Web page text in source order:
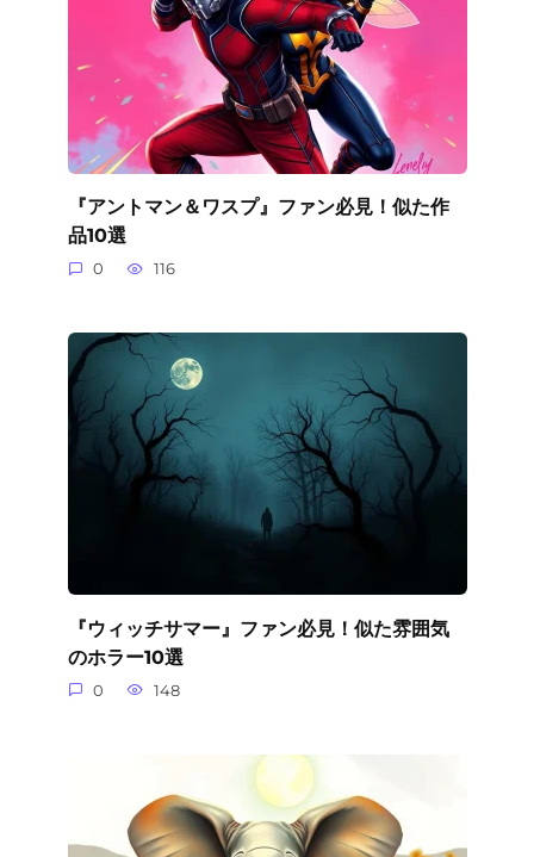
『アントマン＆ワスプ』ファン必見！似た作
品10選
0 116
『ウィッチサマー』ファン必見！似た雰囲気
のホラー10選
0 148